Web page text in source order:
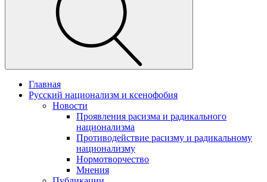
Главная
Русский национализм и ксенофобия
Новости
Проявления расизма и радикального
национализма
Противодействие расизму и радикальному
национализму
Нормотворчество
Мнения